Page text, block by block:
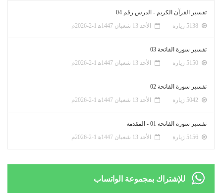
تفسير القرآن الكريم - الدرس رقم 04
الأحد 13 شعبان 1447ﻫ 1-2-2026م
تفسير سورة الفاتحة 03
الأحد 13 شعبان 1447ﻫ 1-2-2026م
تفسير سورة الفاتحة 02
الأحد 13 شعبان 1447ﻫ 1-2-2026م
تفسير سورة الفاتحة 01 - المقدمة
الأحد 13 شعبان 1447ﻫ 1-2-2026م
للإشتراك بمجموعة الواتساب